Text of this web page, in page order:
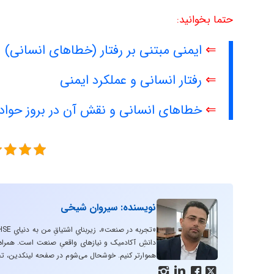
حتما بخوانید:
⇐ ایمنی مبتنی بر رفتار (خطاهای انسانی)
⇐ رفتار انسانی و عملکرد ایمنی
⇐خطاهای انسانی و نقش آن در بروز
   
نویسنده: سیروان شیخی
دانشِ آکادمیک و نیازهای واقعیِ صنعت است. همراه
هموارتر کنیم. خوشحال می‌شوم در صفحه لینکدین،